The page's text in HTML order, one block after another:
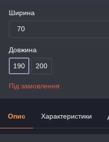
Ширина
70
Довжина
190 200
Під замовлення
Опис Характеристики